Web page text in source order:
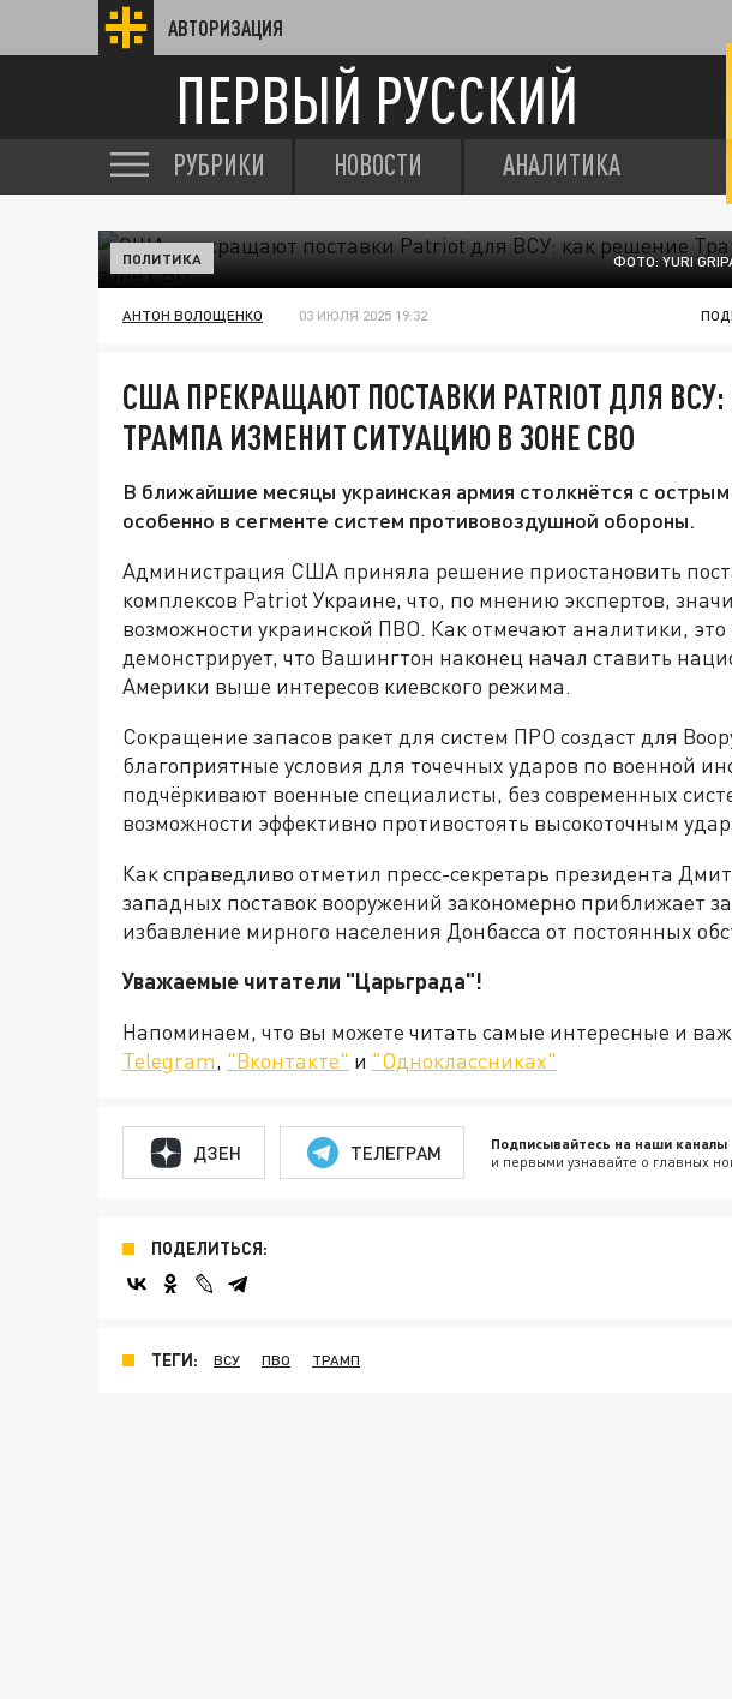
АВТОРИЗАЦИЯ
ПЕРВЫЙ РУССКИЙ
РУБРИКИ НОВОСТИ АНАЛИТИКА
ФОТО: YURI
ПОЛИТИКА
АНТОН ВОЛОЩЕНКО 03 ИЮЛЯ 2025 19:32
США ПРЕКРАЩАЮТ ПОСТАВКИ PATRIOT ДЛЯ
ТРАМПА ИЗМЕНИТ СИТУАЦИЮ В ЗОНЕ СВО
В ближайшие месяцы украинская армия столкнётся с
особенно в сегменте систем противовоздушной обороны.
Администрация США приняла решение приостановить
комплексов Patriot Украине, что, по мнению экспертов,
возможности украинской ПВО. Как отмечают аналитики,
демонстрирует, что Вашингтон наконец начал ставить
Америки выше интересов киевского режима.
Сокращение запасов ракет для систем ПРО создаст для
благоприятные условия для точечных ударов по военной
подчёркивают военные специалисты, без современных
возможности эффективно противостоять высокоточным
Как справедливо отметил пресс-секретарь президента
западных поставок вооружений закономерно приближает
избавление мирного населения Донбасса от постоянных
Уважаемые читатели "Царьграда"!
Напоминаем, что вы можете читать самые интересные и
Telegram, "Вконтакте" и "Одноклассниках"
ДЗЕН ТЕЛЕГРАМ Подписывайтесь на наши каналы
и первыми узнавайте о главных
ПОДЕЛИТЬСЯ:
ТЕГИ: ВСУ ПВО ТРАМП